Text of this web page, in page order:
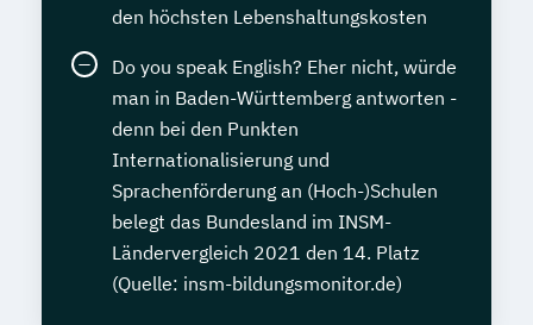
den höchsten Lebenshaltungskosten
Do you speak English? Eher nicht, würde
man in Baden-Württemberg antworten -
denn bei den Punkten
Internationalisierung und
Sprachenförderung an (Hoch-)Schulen
belegt das Bundesland im INSM-
Ländervergleich 2021 den 14. Platz
(Quelle: insm-bildungsmonitor.de)